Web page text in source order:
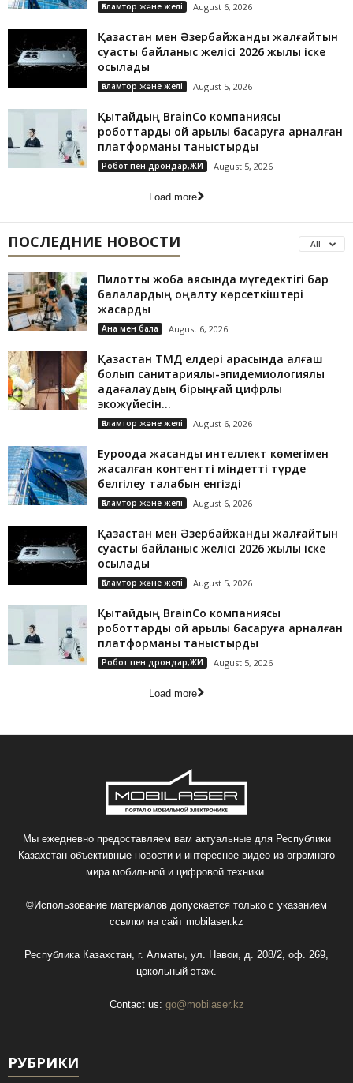
Ғаламтор және желі August 6, 2026
Қазақстан мен Әзербайжанды жалғайтын
суасты байланыс желісі 2026 жылы іске
қосылады
Ғаламтор және желі August 5, 2026
Қытайдың BrainCo компаниясы
роботтарды ой арқылы басқаруға арналған
платформаны таныстырды
Робот пен дрондар,ЖИ August 5, 2026
Load more
ПОСЛЕДНИЕ НОВОСТИ All
Пилоттық жоба аясында мүгедектігі бар
балалардың оңалту көрсеткіштері
жақсарды
Ана мен бала August 6, 2026
Қазақстан ТМД елдері арасында алғаш
болып санитариялық-эпидемиологиялық
қадағалаудың бірыңғай цифрлық
экожүйесін...
Ғаламтор және желі August 6, 2026
Еуроодақ жасанды интеллект көмегімен
жасалған контентті міндетті түрде
белгілеу талабын енгізді
Ғаламтор және желі August 6, 2026
Қазақстан мен Әзербайжанды жалғайтын
суасты байланыс желісі 2026 жылы іске
қосылады
Ғаламтор және желі August 5, 2026
Қытайдың BrainCo компаниясы
роботтарды ой арқылы басқаруға арналған
платформаны таныстырды
Робот пен дрондар,ЖИ August 5, 2026
Load more
Мы ежедневно предоставляем вам актуальные для Республики
Казахстан объективные новости и интересное видео из огромного
мира мобильной и цифровой техники.
©Использование материалов допускается только с указанием
ссылки на сайт mobilaser.kz
Республика Казахстан, г. Алматы, ул. Навои, д. 208/2, оф. 269,
цокольный этаж.
Contact us: go@mobilaser.kz
РУБРИКИ